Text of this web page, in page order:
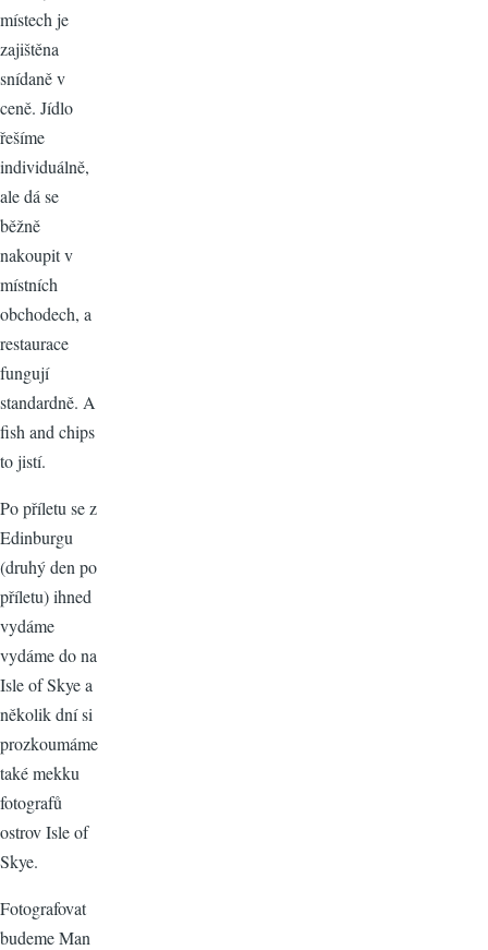
místech je
zajištěna
snídaně v
ceně. Jídlo
řešíme
individuálně,
ale dá se
běžně
nakoupit v
místních
obchodech, a
restaurace
fungují
standardně. A
fish and chips
to jistí.
Po příletu se z
Edinburgu
(druhý den po
příletu) ihned
vydáme
vydáme do na
Isle of Skye a
několik dní si
prozkoumáme
také mekku
fotografů
ostrov Isle of
Skye.
Fotografovat
budeme Man